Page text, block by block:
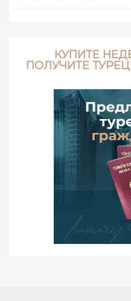
КУПИТЕ
ПОЛУЧИТЕ